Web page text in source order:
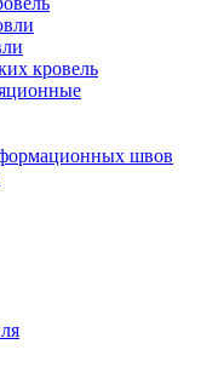
кровель
швов